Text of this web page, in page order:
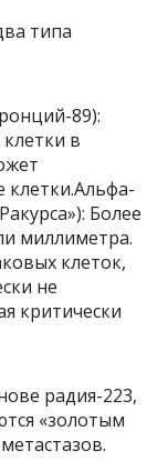
типа
89):
в
Более
миллиметра.
клеток,
не
критически
радия-223,
«золотым